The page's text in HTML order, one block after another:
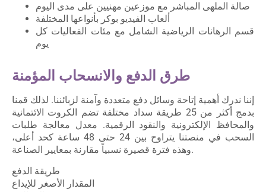
صالة الملهى المباشر مع موزعين مهنيين على مدى اليوم
ألعاب الفيديو بوكر بأنواعها المختلفة
قسم الرهانات الرياضية الشامل مع مئات الفعاليات كل
يوم
طرق الدفع والانسحاب المؤمنة
إننا ندرك أهمية إتاحة وسائل دفع متعددة وآمنة لزبائننا. لذلك قمنا
بدمج أكثر من 25 طريقة سداد مختلفة تضم الكروت الائتمانية
والمحافظ الإلكترونية والنقود الرقمية. معدل معالجة طلبات
السحب في منصتنا يتراوح بين 24 حتى 48 ساعة كحد أعلى،
وهذه فترة قصيرة نسبياً مقارنة بمعايير الصناعة.
طريقة الدفع
المقدار الأصغر للإيداع